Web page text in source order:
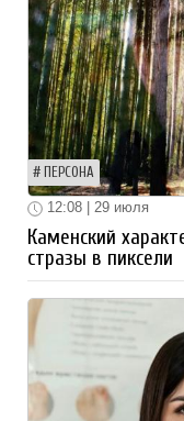
ПЕРСОНА
12:08 | 29 июля
Каменский
стразы в пиксели